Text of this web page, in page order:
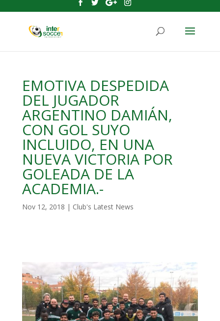
EMOTIVA DESPEDIDA
DEL JUGADOR
ARGENTINO DAMIÁN,
CON GOL SUYO
INCLUIDO, EN UNA
NUEVA VICTORIA POR
GOLEADA DE LA
ACADEMIA.-
Nov 12, 2018 | Club's Latest News